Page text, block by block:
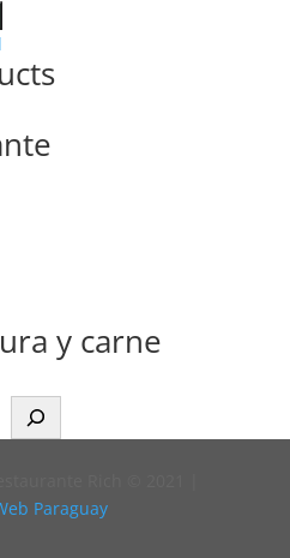
y carne
Paraguay